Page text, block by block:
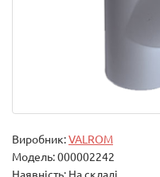
Виробник:VALROM
Модель:000002242
Наявність: На складі